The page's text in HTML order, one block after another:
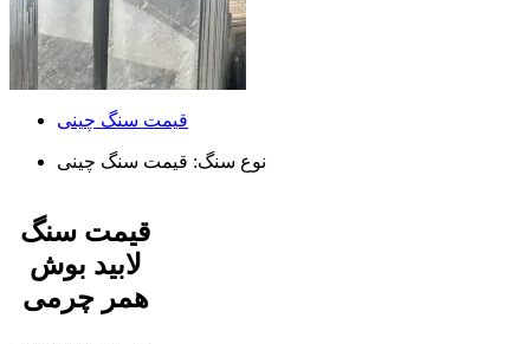
قیمت سنگ چینی
نوع سنگ: قیمت سنگ چینی
قیمت سنگ
لابید بوش
همر چرمی